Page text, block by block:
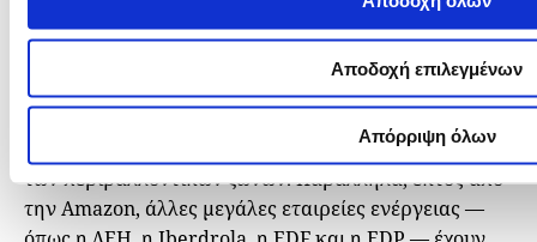
Αποδοχή επιλεγμένων
Απόρριψη όλων
Το ρεπορτάζ ανέδειξε ένα πολιτικό παράδοξο: η
επέκταση των ανανεώσιμων
την επικαιροποίηση των χωροταξικών σχεδίων και
των περιβαλλοντικών ζωνών. Παράλληλα, εκτός από
την Amazon, άλλες μεγάλες εταιρείες ενέργειας —